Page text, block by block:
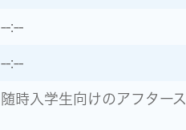
--:--
--:--
随時入学生向けのアフター